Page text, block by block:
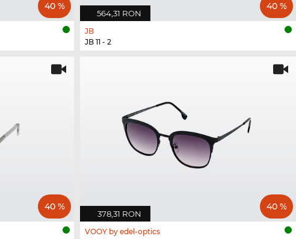
40 %
564,31 RON
40 %
JB
JB 11 - 2
40 %
378,31 RON
40 %
VOOY by edel-optics